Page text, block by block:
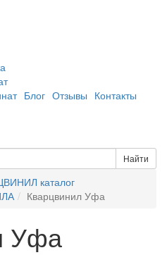
Блог Отзывы Контакты
Найти
каталог
Кварцвинил Уфа
Уфа